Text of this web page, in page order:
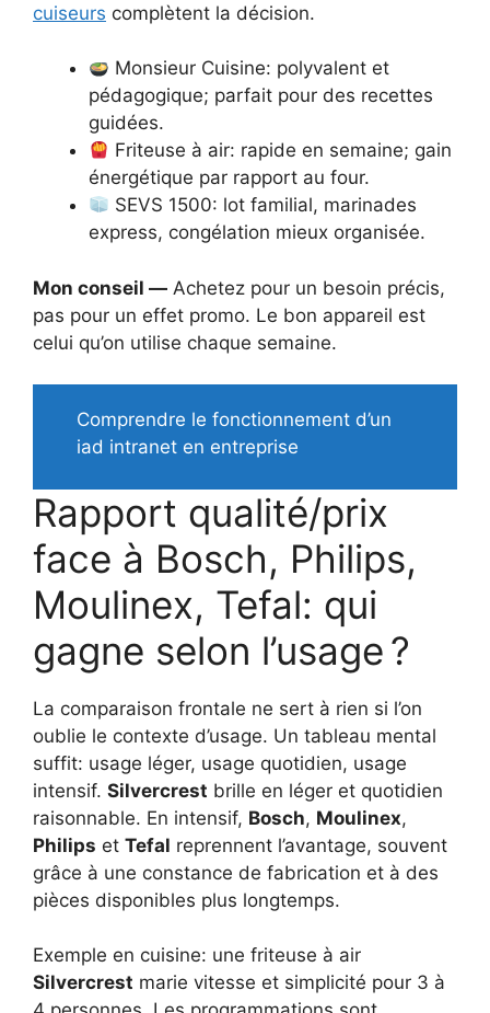
cuiseurs complètent la décision.
Monsieur Cuisine: polyvalent et
pédagogique; parfait pour des recettes
guidées.
Friteuse à air: rapide en semaine; gain
énergétique par rapport au four.
SEVS 1500: lot familial, marinades
express, congélation mieux organisée.
Mon conseil — Achetez pour un besoin précis,
pas pour un effet promo. Le bon appareil est
celui qu’on utilise chaque semaine.
Comprendre le fonctionnement d’un
iad intranet en entreprise
Rapport qualité/prix
face à Bosch, Philips,
Moulinex, Tefal: qui
gagne selon l’usage ?
La comparaison frontale ne sert à rien si l’on
oublie le contexte d’usage. Un tableau mental
suffit: usage léger, usage quotidien, usage
intensif. Silvercrest brille en léger et quotidien
raisonnable. En intensif, Bosch, Moulinex,
Philips et Tefal reprennent l’avantage, souvent
grâce à une constance de fabrication et à des
pièces disponibles plus longtemps.
Exemple en cuisine: une friteuse à air
Silvercrest marie vitesse et simplicité pour 3 à